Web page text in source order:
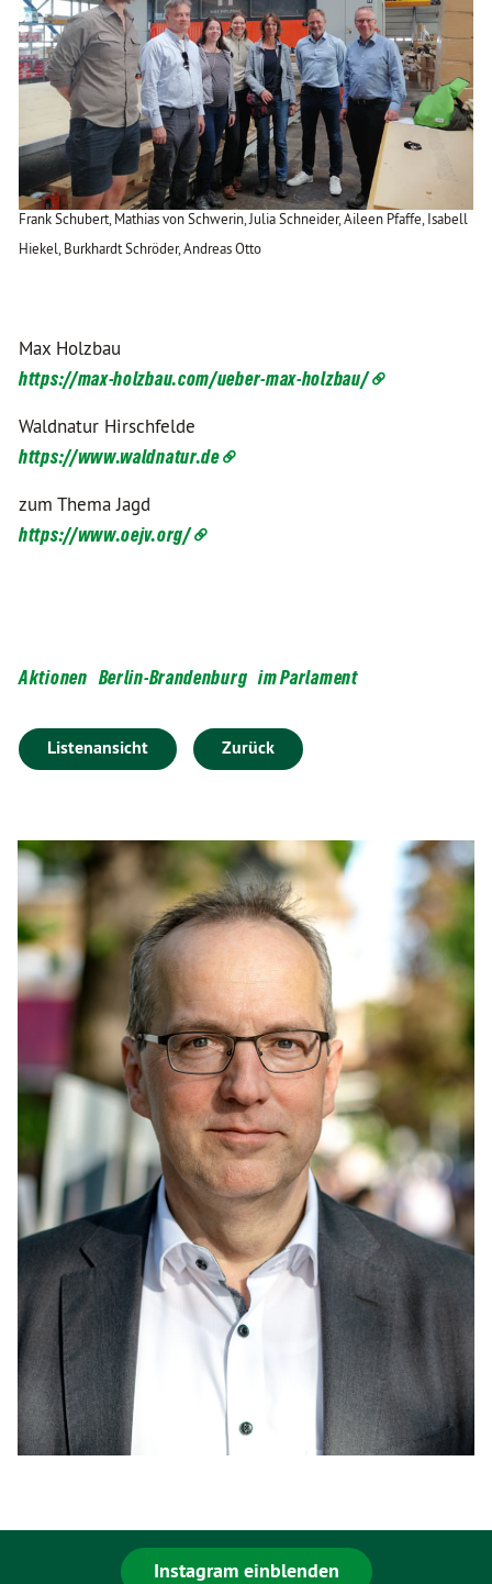
Frank Schubert, Mathias von Schwerin, Julia Schneider, Aileen Pfaffe, Isabell
Hiekel, Burkhardt Schröder, Andreas Otto
Max Holzbau
https://max-holzbau.com/ueber-max-holzbau/
Waldnatur Hirschfelde
https://www.waldnatur.de
zum Thema Jagd
https://www.oejv.org/
Aktionen Berlin-Brandenburg im Parlament
Listenansicht Zurück
Instagram einblenden